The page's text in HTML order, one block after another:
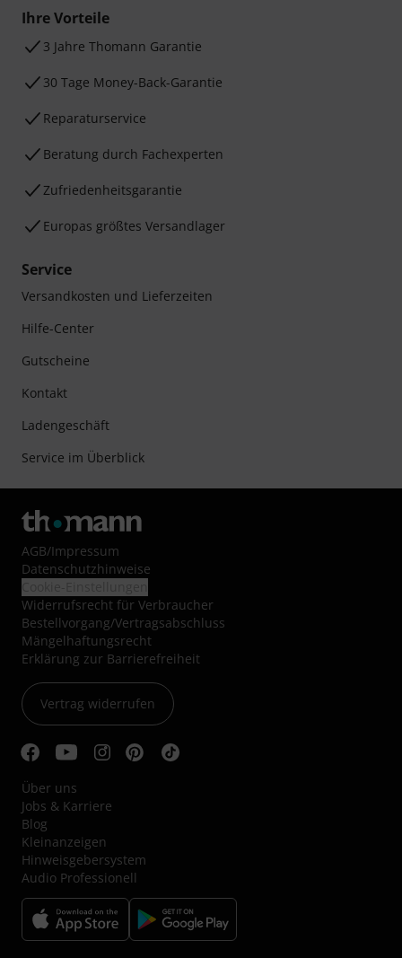
Ihre Vorteile
3 Jahre Thomann Garantie
30 Tage Money-Back-Garantie
Reparaturservice
Beratung durch Fachexperten
Zufriedenheitsgarantie
Europas größtes Versandlager
Service
Versandkosten und Lieferzeiten
Hilfe-Center
Gutscheine
Kontakt
Ladengeschäft
Service im Überblick
AGB/Impressum
Datenschutzhinweise
Widerrufsrecht für Verbraucher
Bestellvorgang/Vertragsabschluss
Mängelhaftungsrecht
Erklärung zur Barrierefreiheit
Vertrag widerrufen
Über uns
Jobs & Karriere
Blog
Kleinanzeigen
Hinweisgebersystem
Audio Professionell